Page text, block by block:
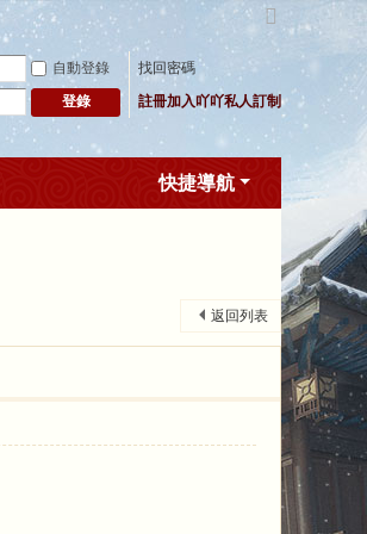
切
寬
版
自動登錄 找回密碼
登錄 註冊加入吖吖私人訂制
快捷導航
返回列表